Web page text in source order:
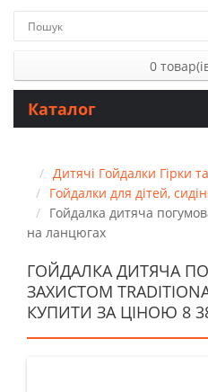
0
Каталог
Дитячі Гойдалки Гірки
Гойдалки для дітей,
Гойдалка дитяча
на ланцюгах
ГОЙДАЛКА ДИТЯЧА
ЗАХИСТОМ
КУПИТИ ЗА ЦІНОЮ 8